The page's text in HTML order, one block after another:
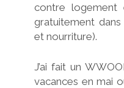
contre logement
gratuitement
et nourriture).
J’ai fait un
vacances en mai